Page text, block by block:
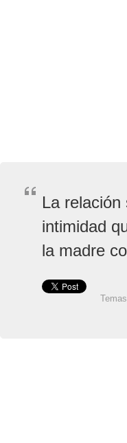
La
intimidad
la madre